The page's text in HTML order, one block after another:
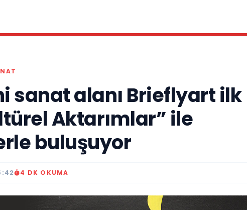
sanat alanı Brieflyart ilk
Aktarımlar” ile
buluşuyor
4 DK OKUMA